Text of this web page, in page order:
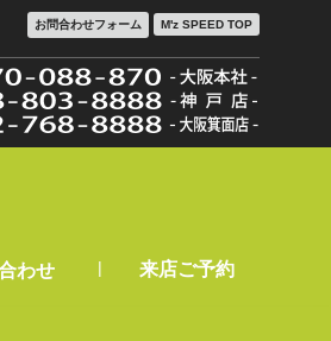
お問合わせフォーム M'z SPEED TOP
わせ | 来店ご予約